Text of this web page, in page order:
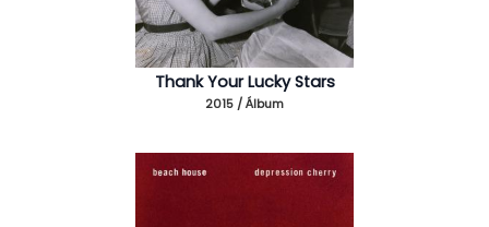
Thank Your Lucky Stars
2015 / Álbum